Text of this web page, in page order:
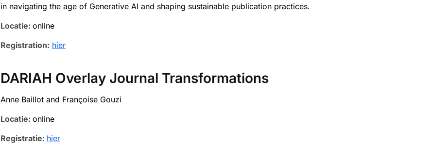
in navigating the age of Generative AI and shaping sustainable publication practices.
Locatie: online
Registration: hier
DARIAH Overlay Journal Transformations
Anne Baillot and Françoise Gouzi
Locatie: online
Registratie: hier